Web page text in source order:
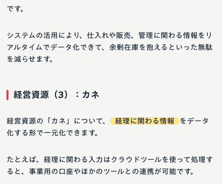
です。
システムの活用により、仕入れや販売、管理に関わる情報をリ
アルタイムでデータ化できて、余剰在庫を抱えるといった無駄
を減らせます。
経営資源（3）：カネ
経営資源の「カネ」について、 経理に関わる情報
をデータ
化する形で一元化できます。
たとえば、経理に関わる入力はクラウドツールを使って処理す
ると、事業用の口座やほかのツールとの連携が可能です。